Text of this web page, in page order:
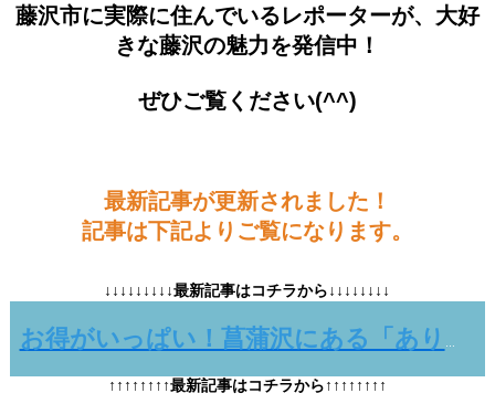
藤沢市に実際に住んでいるレポーターが、大好
きな藤沢の魅力を発信中！
ぜひご覧ください(^^)
最新記事が更新されました！
記事は下記よりご覧になります。
↓↓↓↓↓↓↓↓↓最新記事はコチラから↓↓↓↓↓↓↓↓
お得がいっぱい！菖蒲沢にある「ありあけマルシェ」の夏まつり
↑↑↑↑↑↑↑↑最新記事はコチラから↑↑↑↑↑↑↑↑